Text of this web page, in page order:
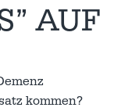
AUF
kommen?